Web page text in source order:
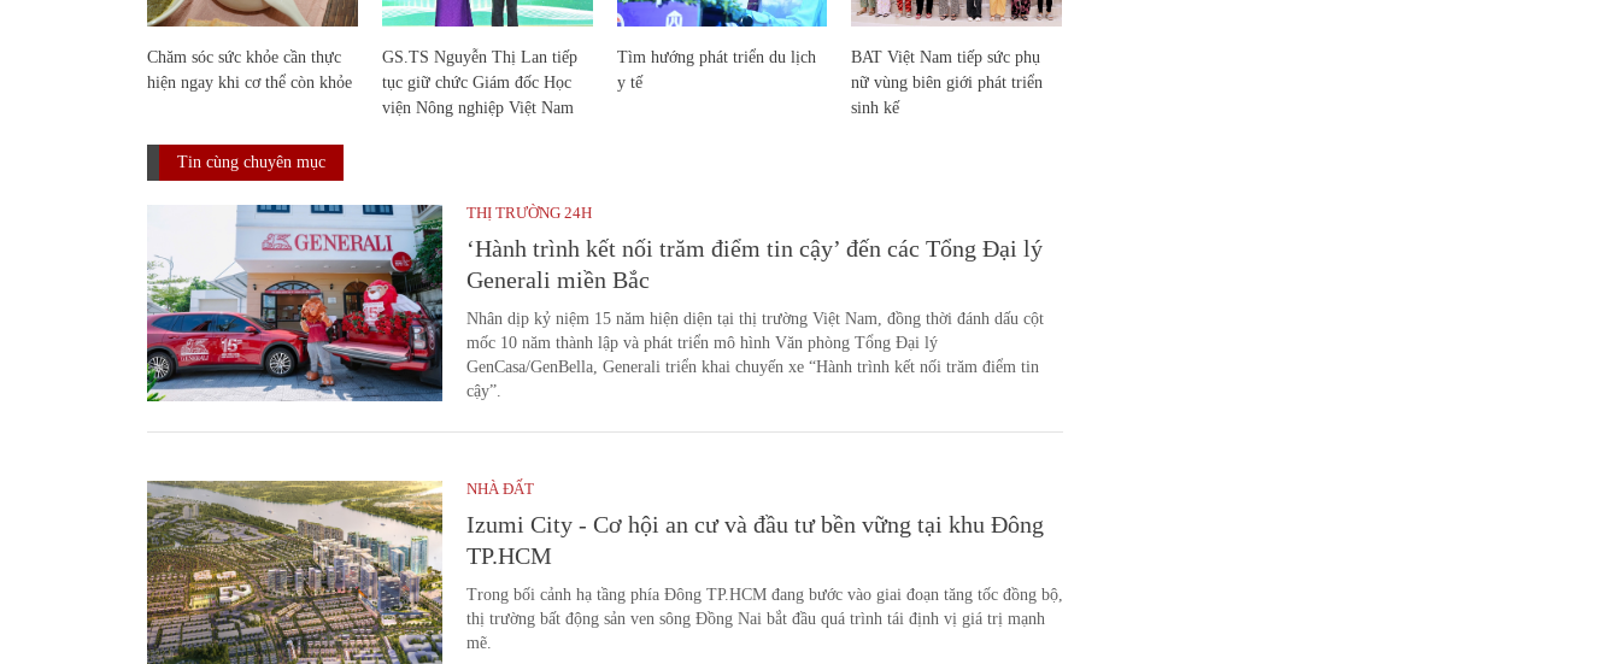
Chăm sóc sức khỏe cần thực
hiện ngay khi cơ thể còn khỏe
GS.TS Nguyễn Thị Lan tiếp
tục giữ chức Giám đốc Học
viện Nông nghiệp Việt Nam
Tìm hướng phát triển du lịch
y tế
BAT Việt Nam tiếp sức phụ
nữ vùng biên giới phát triển
sinh kế
Tin cùng chuyên mục
THỊ TRƯỜNG 24H
‘Hành trình kết nối trăm điểm tin cậy’ đến các Tổng Đại lý
Generali miền Bắc
Nhân dịp kỷ niệm 15 năm hiện diện tại thị trường Việt Nam, đồng thời đánh dấu cột
mốc 10 năm thành lập và phát triển mô hình Văn phòng Tổng Đại lý
GenCasa/GenBella, Generali triển khai chuyến xe “Hành trình kết nối trăm điểm tin
cậy”.
NHÀ ĐẤT
Izumi City - Cơ hội an cư và đầu tư bền vững tại khu Đông
TP.HCM
Trong bối cảnh hạ tầng phía Đông TP.HCM đang bước vào giai đoạn tăng tốc đồng bộ,
thị trường bất động sản ven sông Đồng Nai bắt đầu quá trình tái định vị giá trị mạnh
mẽ.